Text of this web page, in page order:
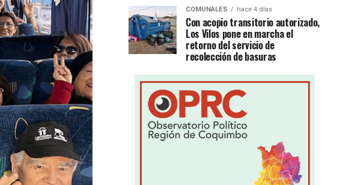
COMUNALES hace 4 días
Con acopio transitorio autorizado,
Los Vilos pone en marcha el
retorno del servicio de
recolección de basuras